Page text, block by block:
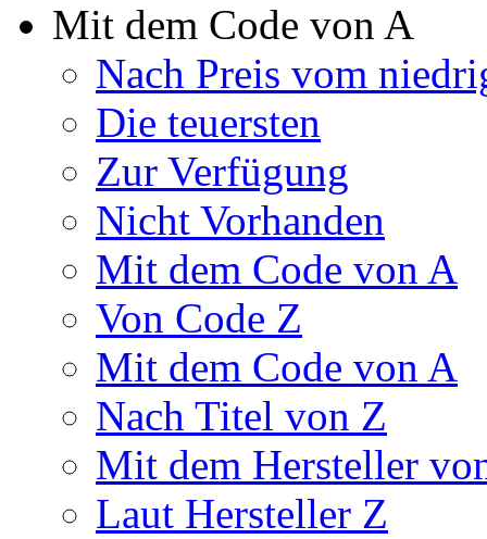
Mit dem Code von A
Nach Preis vom
Die teuersten
Zur Verfügung
Nicht Vorhanden
Mit dem Code von A
Von Code Z
Mit dem Code von A
Nach Titel von Z
Mit dem Hersteller
Laut Hersteller Z